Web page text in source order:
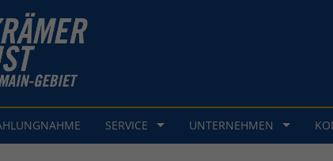
SERVICE UNTERNEHMEN